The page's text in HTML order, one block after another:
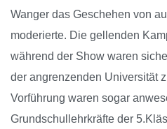
Wanger das Geschehen von
moderierte. Die gellenden
während der Show waren
der angrenzenden Universität
Vorführung waren sogar
Grundschullehrkräfte der